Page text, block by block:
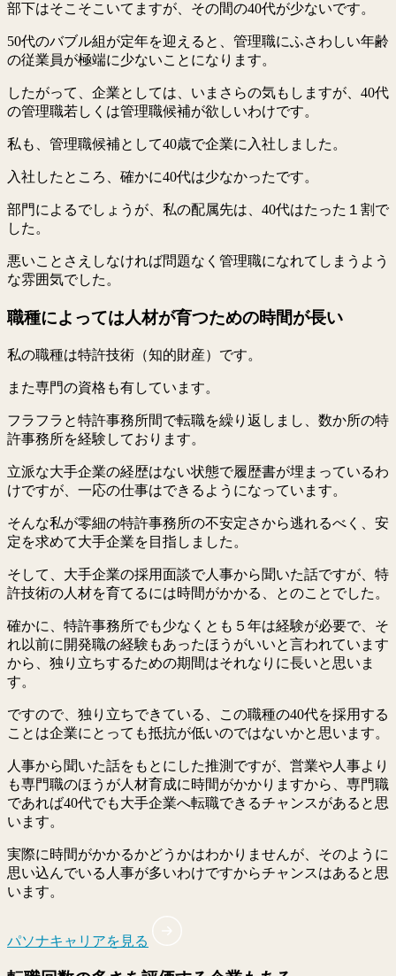
部下はそこそこいてますが、その間の40代が少ないです。
50代のバブル組が定年を迎えると、管理職にふさわしい年齢
の従業員が極端に少ないことになります。
したがって、企業としては、いまさらの気もしますが、40代
の管理職若しくは管理職候補が欲しいわけです。
私も、管理職候補として40歳で企業に入社しました。
入社したところ、確かに40代は少なかったです。
部門によるでしょうが、私の配属先は、40代はたった１割で
した。
悪いことさえしなければ問題なく管理職になれてしまうよう
な雰囲気でした。
職種によっては人材が育つための時間が長い
私の職種は特許技術（知的財産）です。
また専門の資格も有しています。
フラフラと特許事務所間で転職を繰り返しまし、数か所の特
許事務所を経験しております。
立派な大手企業の経歴はない状態で履歴書が埋まっているわ
けですが、一応の仕事はできるようになっています。
そんな私が零細の特許事務所の不安定さから逃れるべく、安
定を求めて大手企業を目指しました。
そして、大手企業の採用面談で人事から聞いた話ですが、特
許技術の人材を育てるには時間がかかる、とのことでした。
確かに、特許事務所でも少なくとも５年は経験が必要で、そ
れ以前に開発職の経験もあったほうがいいと言われています
から、独り立ちするための期間はそれなりに長いと思いま
す。
ですので、独り立ちできている、この職種の40代を採用する
ことは企業にとっても抵抗が低いのではないかと思います。
人事から聞いた話をもとにした推測ですが、営業や人事より
も専門職のほうが人材育成に時間がかかりますから、専門職
であれば40代でも大手企業へ転職できるチャンスがあると思
います。
実際に時間がかかるかどうかはわかりませんが、そのように
思い込んでいる人事が多いわけですからチャンスはあると思
います。
パソナキャリアを見る